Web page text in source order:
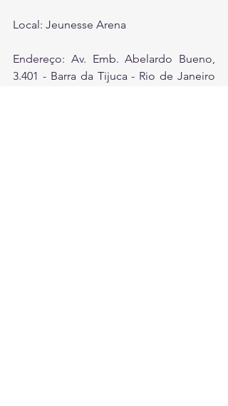
Local: Jeunesse Arena
Endereço: Av. Emb. Abelardo Bueno,
3.401 - Barra da Tijuca - Rio de Janeiro